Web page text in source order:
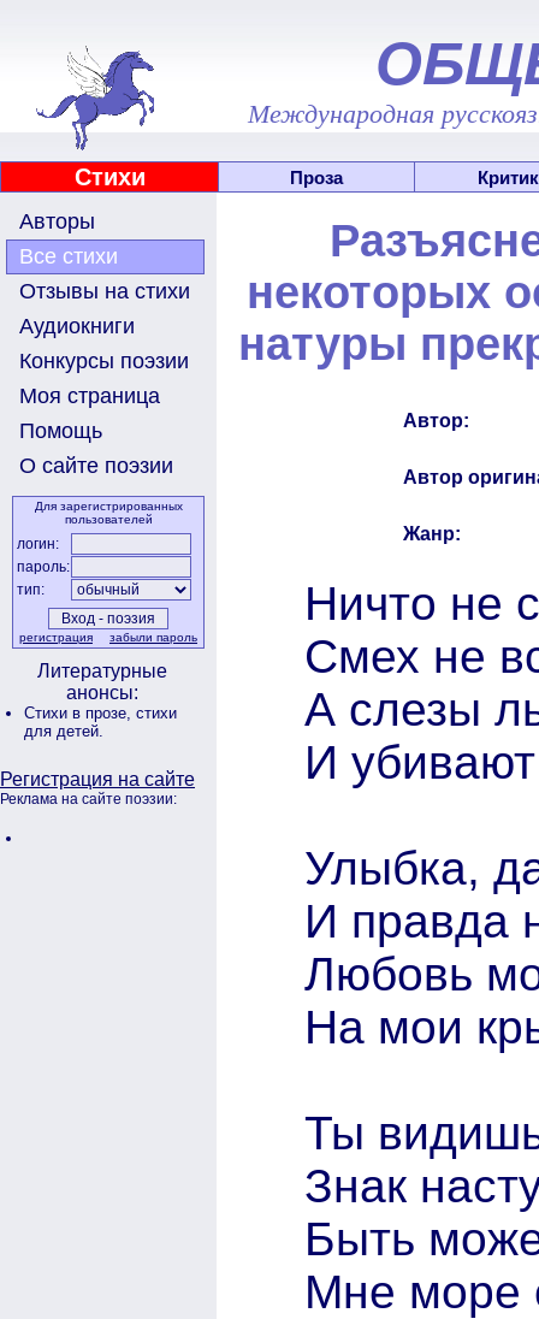
Международная
Стихи Проза
Авторы
Все стихи
Отзывы на стихи
Аудиокниги
Конкурсы поэзии
Моя страница
Помощь
О сайте поэзии
Для зарегистрированных
пользователей
логин:
пароль:
тип:
регистрация забыли пароль
Литературные
анонсы:
Стихи в прозе, стихи
для детей.
Регистрация на сайте
Реклама на сайте поэзии:
некоторых
натуры
Автор:
Автор
Жанр:
Ничто не
Смех не
А слезы
И
Улыбка,
И правда
Любовь
На мои
Ты
Знак
Быть
Мне море